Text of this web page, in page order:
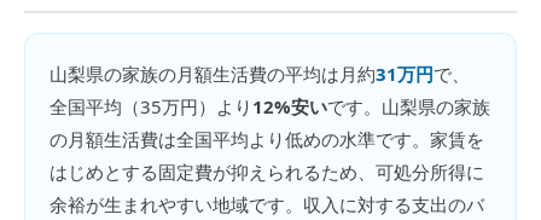
山梨県の家族の月額生活費の平均は月約31万円で、
全国平均（35万円）より 12%安いです。 山梨県の家族
の月額生活費は全国平均より低めの水準です。家賃を
はじめとする固定費が抑えられるため、可処分所得に
余裕が生まれやすい地域です。収入に対する支出のバ